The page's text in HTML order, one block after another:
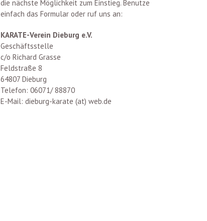
die nächste Möglichkeit zum Einstieg. Benutze
einfach das Formular oder ruf uns an:
KARATE-Verein Dieburg e.V.
Geschäftsstelle
c/o Richard Grasse
Feldstraße 8
64807 Dieburg
Telefon: 06071/ 88870
E-Mail: dieburg-karate (at) web.de